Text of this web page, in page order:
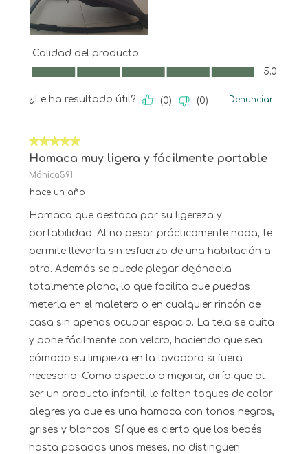
Calidad del producto
Calidad del producto, 5.0 de 5
5.0
¿Le ha resultado útil? (0) (0) Denunciar
5 de 5 estrellas.
Hamaca muy ligera y fácilmente portable
Mónica591
hace un año
Hamaca que destaca por su ligereza y
portabilidad. Al no pesar prácticamente nada, te
permite llevarla sin esfuerzo de una habitación a
otra. Además se puede plegar dejándola
totalmente plana, lo que facilita que puedas
meterla en el maletero o en cualquier rincón de
casa sin apenas ocupar espacio. La tela se quita
y pone fácilmente con velcro, haciendo que sea
cómodo su limpieza en la lavadora si fuera
necesario. Como aspecto a mejorar, diría que al
ser un producto infantil, le faltan toques de color
alegres ya que es una hamaca con tonos negros,
grises y blancos. Sí que es cierto que los bebés
hasta pasados unos meses, no distinguen